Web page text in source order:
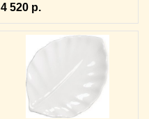
4 520 р.